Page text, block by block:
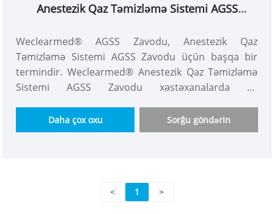
Anestezik Qaz Təmizləmə Sistemi AGSS
Weclearmed® AGSS Zavodu, Anestezik Qaz
Təmizləmə Sistemi AGSS Zavodu üçün başqa bir
termindir. Weclearmed® Anestezik Qaz Təmizləmə
Sistemi AGSS Zavodu xəstəxanalarda və
təmizlənməsi, saxlanması və təkrar istifadəsi üzrə
mütəxəssisdir. Çinin şərq hissəsində etibarlı və
Daha çox oxu Sorğu göndərin
< 1 >